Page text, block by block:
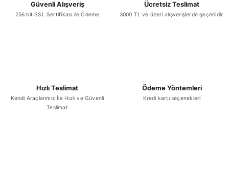
Güvenli Alışveriş
256 bit SSL Sertifikası ile Ödeme
Ücretsiz Teslimat
3000 TL ve üzeri alışverişlerde geçerlidir.
Hızlı Teslimat
Kendi Araçlarımız İle Hızlı ve Güvenli
Teslimat
Ödeme Yöntemleri
Kredi kartı seçenekleri